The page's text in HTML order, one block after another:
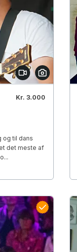
Kr. 3.000
og til dans
det meste af